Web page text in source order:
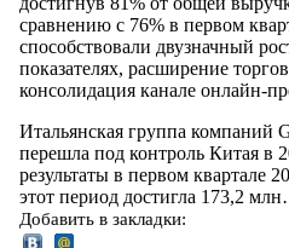
сравнению с 76% в первом
способствовали двузначный
показателях, расширение
консолидация канале онлайн-
Итальянская группа компаний
перешла под контроль Китая в
результаты в первом квартале
этот период достигла 173,2
Добавить в закладки: